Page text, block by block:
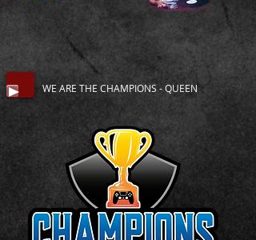
WE ARE THE CHAMPIONS - QUEEN